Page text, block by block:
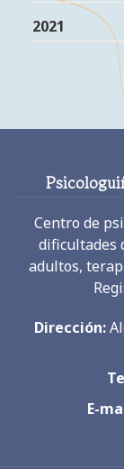
2021
Centro de
dificultades
adultos,
Dirección:
E-